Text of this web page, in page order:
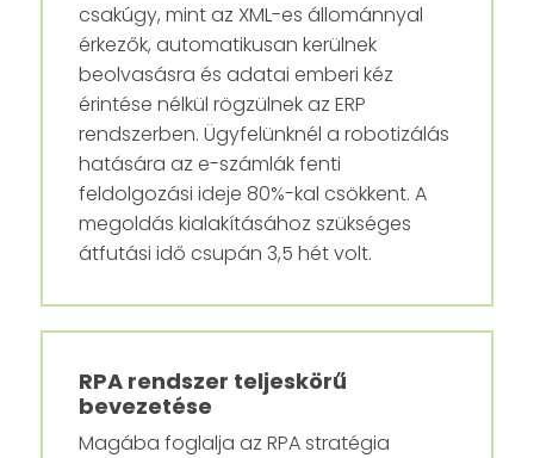
csakúgy, mint az XML-es állománnyal
érkezők, automatikusan kerülnek
beolvasásra és adatai emberi kéz
érintése nélkül rögzülnek az ERP
rendszerben. Ügyfelünknél a robotizálás
hatására az e-számlák fenti
feldolgozási ideje 80%-kal csökkent. A
megoldás kialakításához szükséges
átfutási idő csupán 3,5 hét volt.
RPA rendszer teljeskörű
bevezetése
Magába foglalja az RPA stratégia